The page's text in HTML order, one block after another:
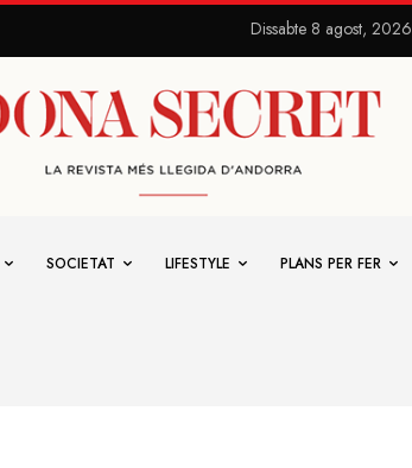
Dissabte 8 agost, 2026
SOCIETAT LIFESTYLE PLANS PER FER